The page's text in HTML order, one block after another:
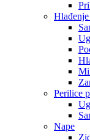
Perilice
Nape